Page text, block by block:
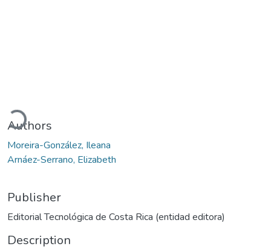
Loading...
Authors
Moreira-González, Ileana
Arnáez-Serrano, Elizabeth
Publisher
Editorial Tecnológica de Costa Rica (entidad editora)
Description